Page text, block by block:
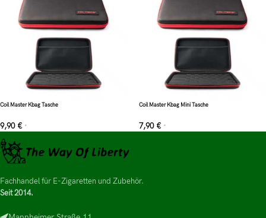
Coil Master Kbag Tasche
9,90 € *
Coil Master Kbag Mini Tasche
7,90 € *
Fachhandel für E-Zigaretten und Zubehör.
Seit 2014.